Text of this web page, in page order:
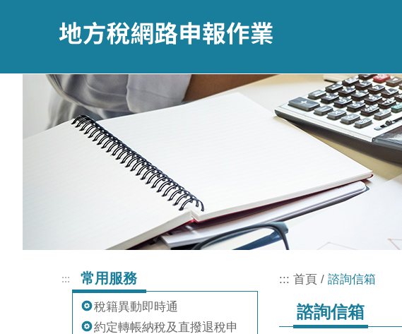
::: 常用服務
稅籍異動即時通
約定轉帳納稅及直撥退稅申
::: 首頁 諮詢信箱
諮詢信箱